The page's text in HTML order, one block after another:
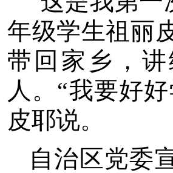
年级学生祖丽
带回家乡，
人。“我要好
皮耶说。
自治区党委